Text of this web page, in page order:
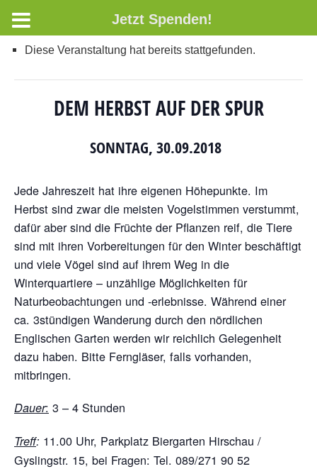
Diese Veranstaltung hat bereits stattgefunden.
DEM HERBST AUF DER SPUR
SONNTAG, 30.09.2018
Jede Jahreszeit hat ihre eigenen Höhepunkte. Im
Herbst sind zwar die meisten Vogelstimmen ver­stummt,
dafür aber sind die Früchte der Pflanzen reif, die Tiere
sind mit ihren Vorbereitungen für den Winter beschäftigt
und viele Vögel sind auf ihrem Weg in die
Winterquartiere – unzählige Möglichkeiten für
Naturbeobachtungen und -erlebnisse. Während einer
ca. 3stündigen Wanderung durch den nördlichen
Englischen Garten werden wir reichlich Gelegenheit
dazu haben. Bitte Ferngläser, falls vorhanden,
mitbringen.
Dauer: 3 – 4 Stunden
Treff: 11.00 Uhr, Parkplatz Biergarten Hirschau /
Gyslingstr. 15, bei Fragen: Tel. 089/271 90 52
Jetzt Spenden!